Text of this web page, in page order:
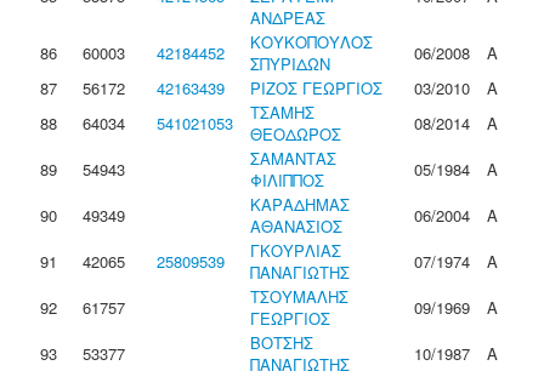
ΑΝΔΡΕΑΣ
86 60003 42184452
ΚΟΥΚΟΠΟΥΛΟΣ
ΣΠΥΡΙΔΩΝ
06/2008
Α
87
56172 42163439 ΡΙΖΟΣ ΓΕΩΡΓΙΟΣ 03/2010
Α
88
64034 541021053
ΤΣΑΜΗΣ
ΘΕΟΔΩΡΟΣ
08/2014
Α
89
54943
ΣΑΜΑΝΤΑΣ
ΦΙΛΙΠΠΟΣ
05/1984
Α
90
49349
ΚΑΡΑΔΗΜΑΣ
ΑΘΑΝΑΣΙΟΣ
06/2004
Α
91
42065 25809539
ΓΚΟΥΡΛΙΑΣ
ΠΑΝΑΓΙΩΤΗΣ
07/1974
Α
92
61757
ΤΣΟΥΜΑΛΗΣ
ΓΕΩΡΓΙΟΣ
09/1969
Α
93
53377
ΒΟΤΣΗΣ
ΠΑΝΑΓΙΩΤΗΣ
10/1987
Α